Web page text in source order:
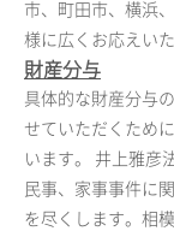
市、町田市、横浜
様に広くお応えい
財産分与
具体的な財産分与
せていただくため
います。 井上雅彦
民事、家事事件に
を尽くします。相